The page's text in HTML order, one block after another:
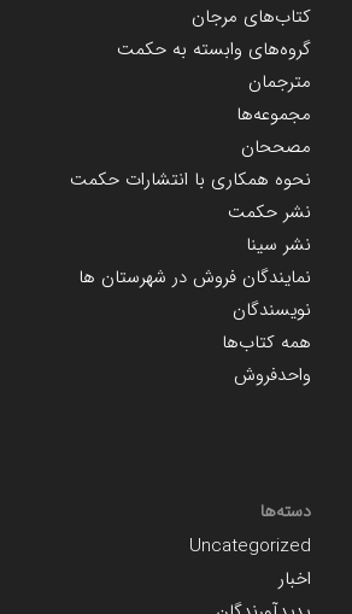
کتاب‌های مرجان
گروه‌های وابسته به حکمت
مترجمان
مجموعه‌ها
مصححان
نحوه همکاری با انتشارات حکمت
نشر حکمت
نشر سینا
نمایندگان فروش در شهرستان ها
نویسندگان
همه کتاب‌ها
واحدفروش
دسته‌ها
Uncategorized
اخبار